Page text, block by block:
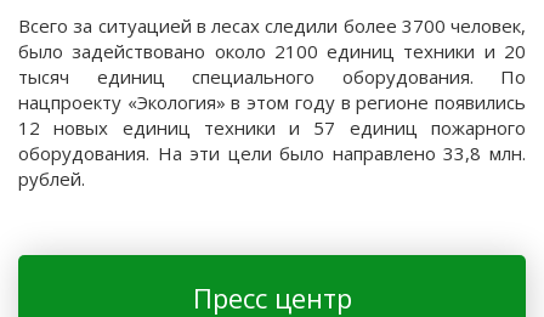
Всего за ситуацией в лесах следили более 3700 человек,
было задействовано около 2100 единиц техники и 20
тысяч единиц специального оборудования. По
нацпроекту «Экология» в этом году в регионе появились
12 новых единиц техники и 57 единиц пожарного
оборудования. На эти цели было направлено 33,8 млн.
рублей.
Пресс центр